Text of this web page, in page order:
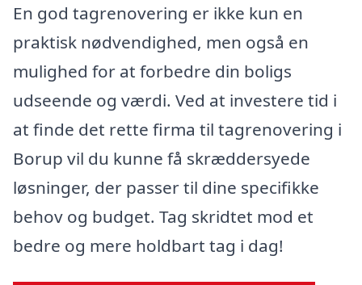
En god tagrenovering er ikke kun en
praktisk nødvendighed, men også en
mulighed for at forbedre din boligs
udseende og værdi. Ved at investere tid i
at finde det rette firma til tagrenovering i
Borup vil du kunne få skræddersyede
løsninger, der passer til dine specifikke
behov og budget. Tag skridtet mod et
bedre og mere holdbart tag i dag!